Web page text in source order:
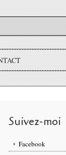
Suivez-moi
Facebook